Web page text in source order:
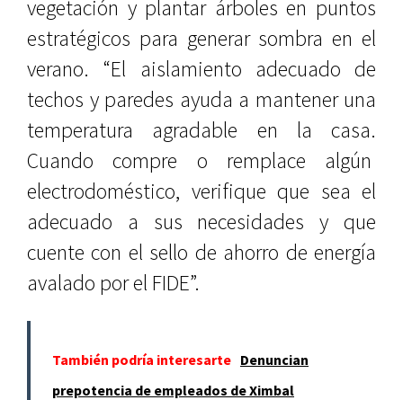
vegetación y plantar árboles en puntos
estratégicos para generar sombra en el
verano. “El aislamiento adecuado de
techos y paredes ayuda a mantener una
temperatura agradable en la casa.
Cuando compre o remplace algún
electrodoméstico, verifique que sea el
adecuado a sus necesidades y que
cuente con el sello de ahorro de energía
avalado por el FIDE”.
También podría interesarte Denuncian
prepotencia de empleados de Ximbal